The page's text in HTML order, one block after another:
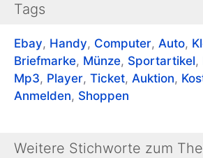
Tags
Ebay, Handy, Computer, Auto,
Briefmarke, Münze, Sportartikel,
Mp3, Player, Ticket, Auktion,
Anmelden, Shoppen
Weitere Stichworte zum